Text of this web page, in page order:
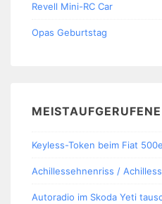
Revell Mini-RC Car
Opas Geburtstag
Keyless-Token beim Fiat 500e
Achillessehnenriss /
Autoradio im Skoda Yeti